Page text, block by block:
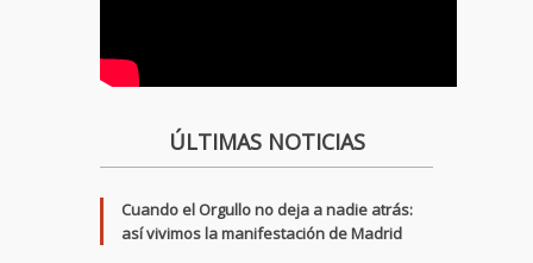
ÚLTIMAS NOTICIAS
Cuando el Orgullo no deja a nadie atrás:
así vivimos la manifestación de Madrid